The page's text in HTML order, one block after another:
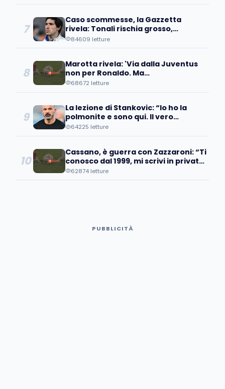
7
Caso scommesse, la Gazzetta
rivela: Tonali rischia grosso,
avrebbe scommesso...
84609 letture
8
Marotta rivela: 'Via dalla Juventus
non per Ronaldo. Ma
quell'operazione...'
68672 letture
9
La lezione di Stankovic: “Io ho la
polmonite e sono qui. Il vero
fallimento è quando…”
64225 letture
10
Cassano, è guerra con Zazzaroni: “Ti
conosco dal 1999, mi scrivi in privato
e poi pubblicamente…
62874 letture
PUBBLICITÀ